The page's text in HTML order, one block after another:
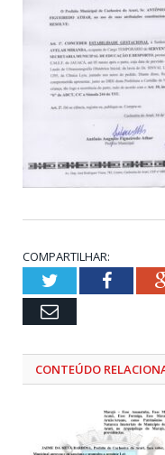
COMPARTILHAR:
Twitter
Email
CONTEÚDO